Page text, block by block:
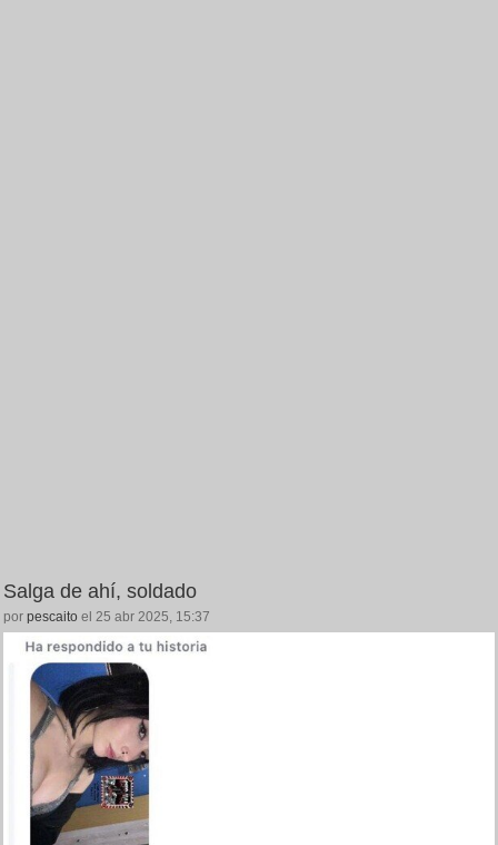
Salga de ahí, soldado
por pescaito el 25 abr 2025, 15:37